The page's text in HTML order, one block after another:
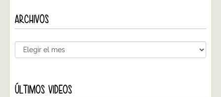
ARCHIVOS
ÚLTIMOS VIDEOS